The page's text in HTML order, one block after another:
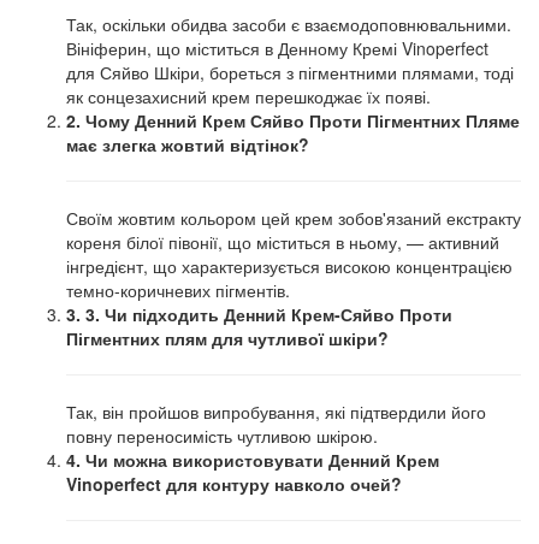
Так, оскільки обидва засоби є взаємодоповнювальними.
Вініферин, що міститься в Денному Кремі Vinoperfect
для Сяйво Шкіри, бореться з пігментними плямами, тоді
як сонцезахисний крем перешкоджає їх появі.
2. Чому Денний Крем Сяйво Проти Пігментних Пляме
має злегка жовтий відтінок?
Своїм жовтим кольором цей крем зобов'язаний екстракту
кореня білої півонії, що міститься в ньому, — активний
інгредієнт, що характеризується високою концентрацією
темно-коричневих пігментів.
3. 3. Чи підходить Денний Крем-Сяйво Проти
Пігментних плям для чутливої шкіри?
Так, він пройшов випробування, які підтвердили його
повну переносимість чутливою шкірою.
4. Чи можна використовувати Денний Крем
Vinoperfect для контуру навколо очей?